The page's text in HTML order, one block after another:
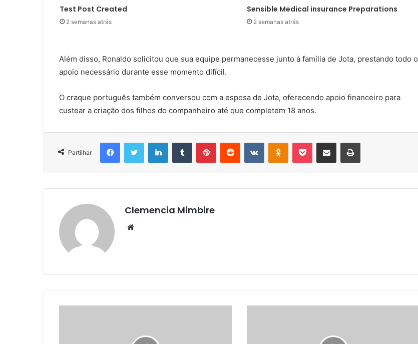
Test Post Created
2 semanas atrás
Sensible Medical insurance Preparations
2 semanas atrás
Além disso, Ronaldo solicitou que sua equipe permanecesse junto à família de Jota, prestando todo o
apoio necessário durante esse momento difícil.
O craque português também conversou com a esposa de Jota, oferecendo apoio financeiro para
custear a criação dos filhos do companheiro até que completem 18 anos.
Partilhar
FacebookTwitter LinkedInTumblr PinterestReddit VKontakteOdnoklassniki
Pocket Partilhar Via Email Imprimir
Clemencia Mimbire
Website